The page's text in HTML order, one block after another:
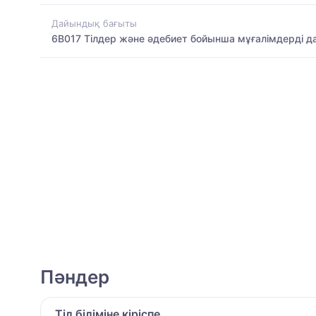
Дайындық бағыты
6B017 Тілдер және әдебиет бойынша мұғалімдерді
Пәндер